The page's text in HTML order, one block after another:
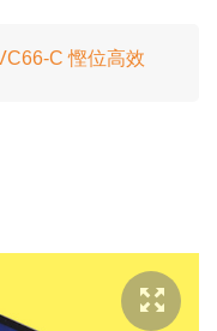
C 慳位高效